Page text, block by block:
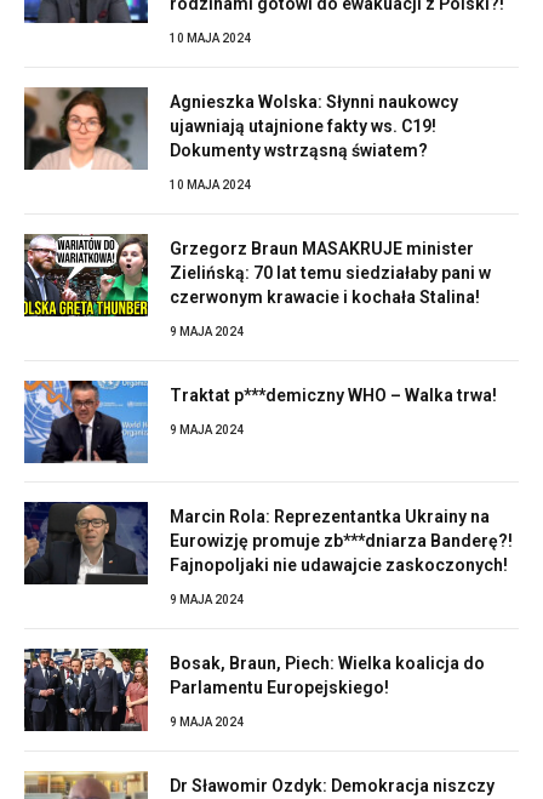
10 MAJA 2024
Agnieszka Wolska: Słynni naukowcy
ujawniają utajnione fakty ws. C19!
Dokumenty wstrząsną światem?
10 MAJA 2024
Grzegorz Braun MASAKRUJE minister
Zielińską: 70 lat temu siedziałaby pani w
czerwonym krawacie i kochała Stalina!
9 MAJA 2024
Traktat p***demiczny WHO – Walka trwa!
9 MAJA 2024
Marcin Rola: Reprezentantka Ukrainy na
Eurowizję promuje zb***dniarza Banderę?!
Fajnopoljaki nie udawajcie zaskoczonych!
9 MAJA 2024
Bosak, Braun, Piech: Wielka koalicja do
Parlamentu Europejskiego!
9 MAJA 2024
Dr Sławomir Ozdyk: Demokracja niszczy